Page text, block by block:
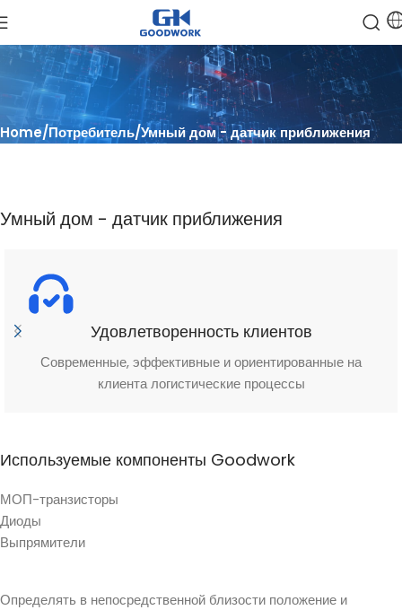
Home Потребитель Умный дом - датчик приближения
Умный дом - датчик приближения
Удовлетворенность клиентов
Современные, эффективные и ориентированные на
клиента логистические процессы
Используемые компоненты Goodwork
МОП-транзисторы
Диоды
Выпрямители
Определять в непосредственной близости положение и